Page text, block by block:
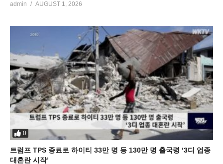
admin AUGUST 1, 2026
0
트럼프 TPS 종료로 하이티 33만 명 등 130만 명 출국령 ‘3디 업종
대혼란 시작’